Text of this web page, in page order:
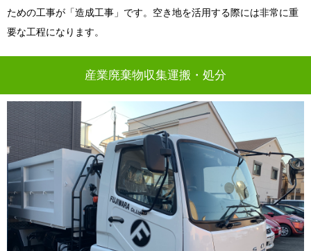
ための工事が「造成工事」です。空き地を活用する際には非常に重
要な工程になります。
産業廃棄物収集運搬・処分